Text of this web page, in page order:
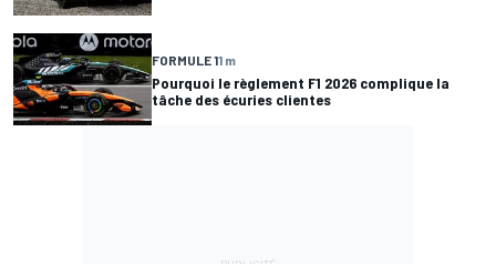
FORMULE 11 m
Pourquoi le règlement F1 2026 complique la
tâche des écuries clientes